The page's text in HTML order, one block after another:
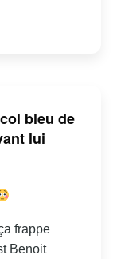
bleu de
lui
frappe
Benoit